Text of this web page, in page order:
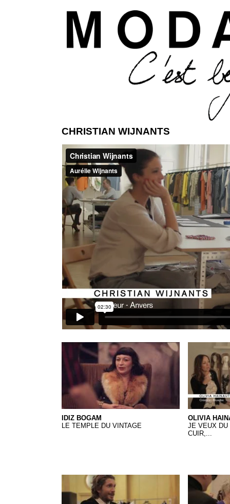
Aller
ModaModa
CHRISTIAN WIJNANTS
Idiz Bogam
IDIZ BOGAM
LE TEMPLE DU VINTAGE
28 Olivia
OLIVIA
JE VEUX DU
CUIR,...
Les Magritte du Cinéma Magritte -